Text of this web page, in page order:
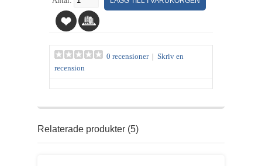
0 recensioner| Skriv en
recension
Relaterade produkter (5)